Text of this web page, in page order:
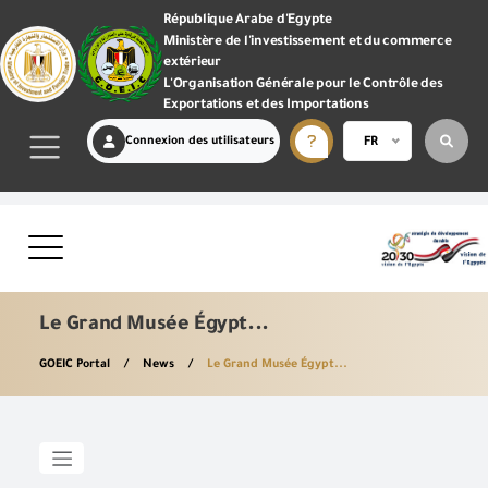
République Arabe d'Egypte
Ministère de l'investissement et du commerce
extérieur
L'Organisation Générale pour le Contrôle des
Exportations et des Importations
Connexion des utilisateurs FR
Le Grand Musée Égypt...
GOEIC Portal News Le Grand Musée Égypt...